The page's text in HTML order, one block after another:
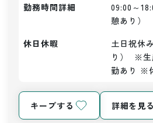
勤務時間詳細
09:00～
憩あり）
休日休暇
土日祝休
り）  ※生
勤あり ※
キープする 詳細を見る